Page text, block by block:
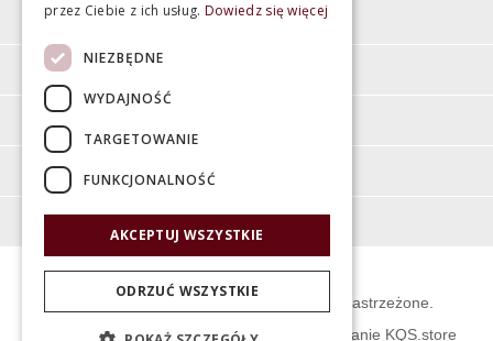
sobota 10:00 - 15:00
Moje konto
O firmie
© Świat Łazienek XXI w. Wszelkie prawa zastrzeżone.
Projekt graficzny KQSDesign: Oprogramowanie KQS.store
przez Ciebie z ich usług. Dowiedz się więcej
NIEZBĘDNE
WYDAJNOŚĆ
TARGETOWANIE
FUNKCJONALNOŚĆ
AKCEPTUJ WSZYSTKIE
ODRZUĆ WSZYSTKIE